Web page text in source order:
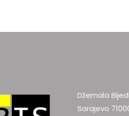
Džemala
Sarajevo